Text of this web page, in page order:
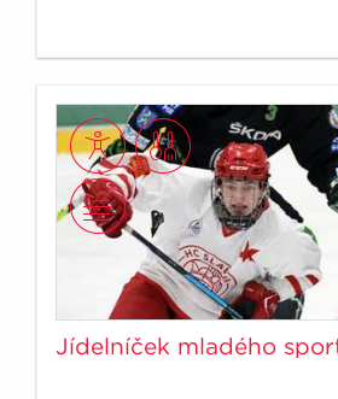
Jídelníček mladého